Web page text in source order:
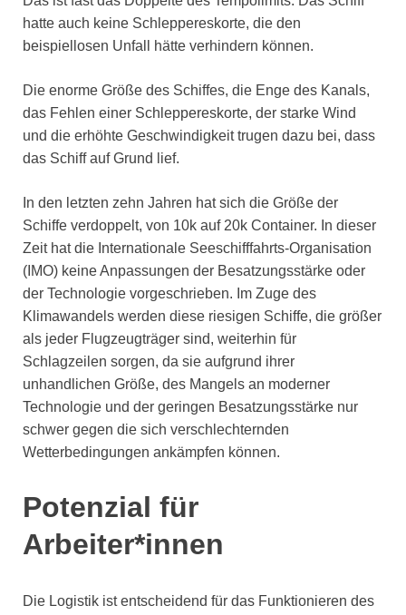
hatte auch keine Schleppereskorte, die den
beispiellosen Unfall hätte verhindern können.
Die enorme Größe des Schiffes, die Enge des Kanals,
das Fehlen einer Schleppereskorte, der starke Wind
und die erhöhte Geschwindigkeit trugen dazu bei, dass
das Schiff auf Grund lief.
In den letzten zehn Jahren hat sich die Größe der
Schiffe verdoppelt, von 10k auf 20k Container. In dieser
Zeit hat die Internationale Seeschifffahrts-Organisation
(IMO) keine Anpassungen der Besatzungsstärke oder
der Technologie vorgeschrieben. Im Zuge des
Klimawandels werden diese riesigen Schiffe, die größer
als jeder Flugzeugträger sind, weiterhin für
Schlagzeilen sorgen, da sie aufgrund ihrer
unhandlichen Größe, des Mangels an moderner
Technologie und der geringen Besatzungsstärke nur
schwer gegen die sich verschlechternden
Wetterbedingungen ankämpfen können.
Potenzial für
Arbeiter*innen
Die Logistik ist entscheidend für das Funktionieren des